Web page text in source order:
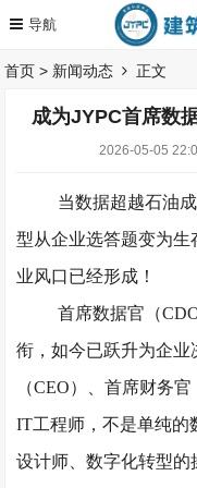
首页 > 新闻动态 正文
成为JYPC首席数
2026-05-05
当数据超越石油
型从企业选答题变为生
业风口已经形成！
首席数据官 （
衔，如今已跃升为企
（CEO）、首席财务官
IT工程师，不是单纯的
设计师、数字化转型的